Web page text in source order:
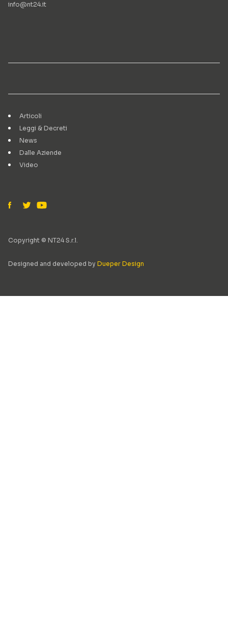
info@nt24.it
Articoli
Leggi & Decreti
News
Dalle Aziende
Video
Copyright © NT24 S.r.l.
Designed and developed by Dueper Design